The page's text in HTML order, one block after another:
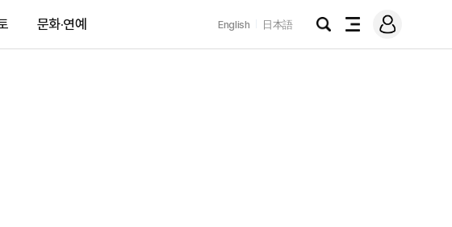
문화·연예 English 日本語
검
전
메
그